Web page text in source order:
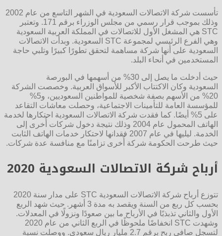
تأسست شركة الاتصالات السعودية في الشهر التاسع من عام 2002
وذلك بموجب قرار رسمي من مجلس الوزراء برقم 171. وتعتبر
STC هي المشغل الأول للاتصالات في المملكة العربية السعودية
وهي الفرع الرئيسي لمجموعة STC السعودية. وبدأت الاتصالات
السعودية على أنها شركة مساهمة لتحقق تطورًا كبيرًا وتلبي حاجة
المستخدمين في أنحاء البلد.
حيث أدخلت ما يصل إلى 30% من أسهمها في البورصة
السعودية وكان الاكتتاب الأكبر للأسواق العربية. وخصصت الشركة
20% من الأسهم بصفة شخصية للمواطنين السعوديين، و5%
للمؤسسة العامة للتأمينات الاجتماعية، وحصلت معاشات التقاعد
على 5% أيضًا. كما فقدت شركة الاتصالات السعودية احتكارها لخدمة
الهاتف المحمول عام 2004 وذلك نتيجة دخول شركات أُخرى إلى
الخدمة. ليليها في عام 2007 فقدانها لاحتكار خدمات الهاتف الثابت
حيث طرحت الحكومة شركة أُخرى تزامنًا مع منافسة عدة شركات.
أرباح شركة الاتصالات السعودية 2020
تتوزع أرباح شركة الاتصالات السعودية STC على مدار سنة 2020
بحسب كل ربع من السنة ويقصد به مدة 3 أشهر. حيث شهد الربع
الأول والثاني تذبذبًا في الأرباح ما بين صعودًا ونزولًا في المعدلات.
وشهدت STC انخفاضًا ملحوظًا في الربع الثاني من عام 2020
لتسجل صافي ربح برقم 2.7 مليار ريال سعودي. ووصلت نسبة